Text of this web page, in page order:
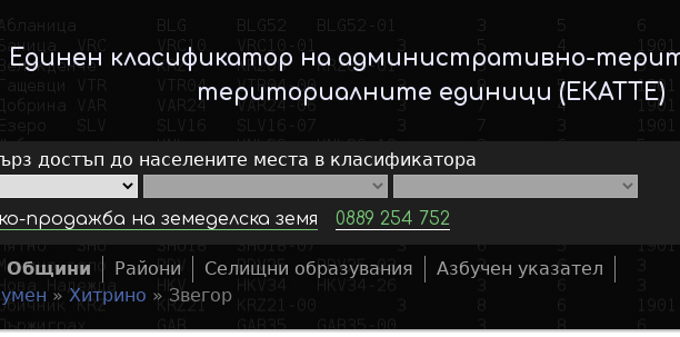
Skip
to
main
Единен класификатор на административно-
териториалните единици (ЕКАТТЕ)
достъп до населените места в класификатора
продажба на земеделска земя 0889 254 752
Общини Райони Селищни образувания Азбучен указател
»Хитрино »Звегор